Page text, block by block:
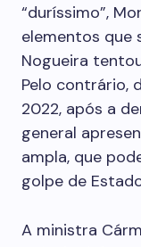
“duríssimo”,
elementos que
Nogueira
Pelo contrário,
2022, após a
general
ampla, que
golpe de
A ministra